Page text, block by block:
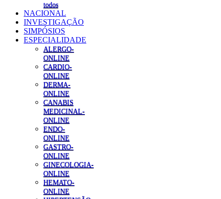
todos
NACIONAL
INVESTIGAÇÃO
SIMPÓSIOS
ESPECIALIDADE
ALERGO-
ONLINE
CARDIO-
ONLINE
DERMA-
ONLINE
CANABIS
MEDICINAL-
ONLINE
ENDO-
ONLINE
GASTRO-
ONLINE
GINECOLOGIA-
ONLINE
HEMATO-
ONLINE